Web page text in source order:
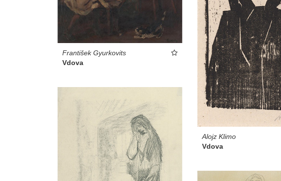
Alojz Klimo
Vdova
František Gyurkovits
Vdova